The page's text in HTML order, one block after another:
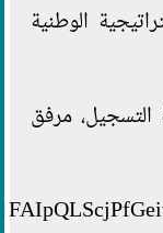
الوطنية
مرفق